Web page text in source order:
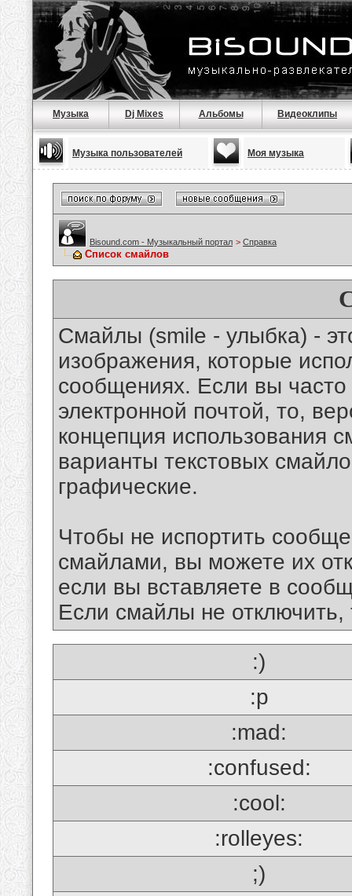
Музыка Dj Mixes Альбомы Видеоклипы
Музыка пользователей Моя музыка
Bisound.com - Музыкальный портал > Справка
Список смайлов
Смайлы (smile - улыбка) -
изображения, которые
сообщениях. Если вы часто
электронной почтой, то,
концепция использования
варианты текстовых
графические.
Чтобы не испортить
смайлами, вы можете их
если вы вставляете в
Если смайлы не отключить,
:)
:p
:mad:
:confused:
:cool:
:rolleyes:
;)